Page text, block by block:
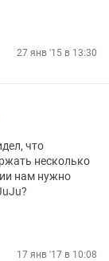
27 янв '15 в 13:30
что
несколько
нам нужно
17 янв '17 в 10:08